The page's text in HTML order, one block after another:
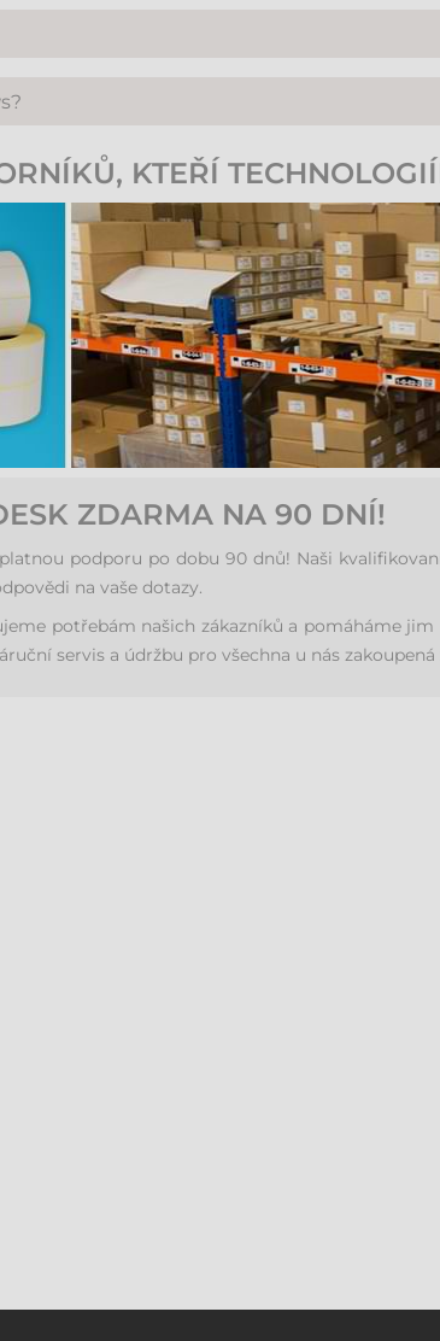
jsou čitelné i na přímém slunci.
IP65.
s rozsáhlými databázemi.
KTEŘÍ
ZDARMA NA 90 DNÍ!
podporu po dobu 90 dnů! Naši
na vaše dotazy.
potřebám našich zákazníků a pomáháme
servis a údržbu pro všechna u nás zakoupená